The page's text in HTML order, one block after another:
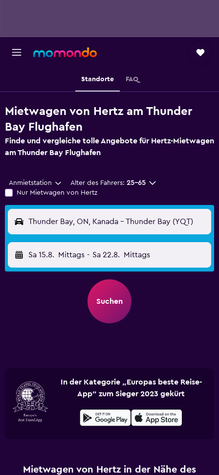
Standorte FAQ
Mietwagen von Hertz am Thunder
Bay Flughafen
Finde und vergleiche tolle Angebote für Hertz-Mietwagen
am Thunder Bay Flughafen
Anmietstation Alter des Fahrers: 25-65
Nur Mietwagen von Hertz
Thunder Bay, ON, Kanada - Thunder Bay (YQT)
Sa 15.8. Mittags - Sa 22.8. Mittags
Suchen
In der Kategorie „Europas beste Reise-
App“ zum Sieger 2023 gekürt
Mietwagen von Hertz in der Nähe des